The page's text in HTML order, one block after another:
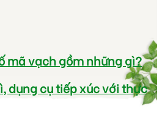
mã vạch gồm những gì?
dụng cụ tiếp xúc với thực